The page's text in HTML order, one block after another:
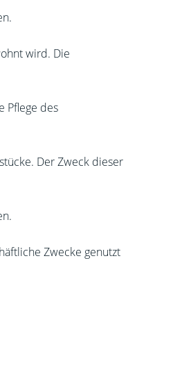
wird. Die
Pflege des
Der Zweck dieser
Zwecke genutzt